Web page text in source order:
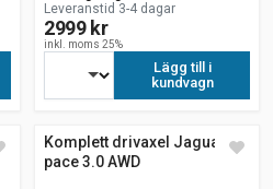
Leveranstid 3-4 dagar
2999 kr
inkl. moms 25%
Lägg till i
kundvagn
Komplett drivaxel Jaguar F-
pace 3.0 AWD